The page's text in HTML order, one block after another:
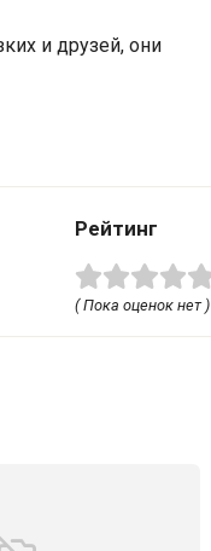
и друзей, они
Рейтинг
( Пока оценок нет )